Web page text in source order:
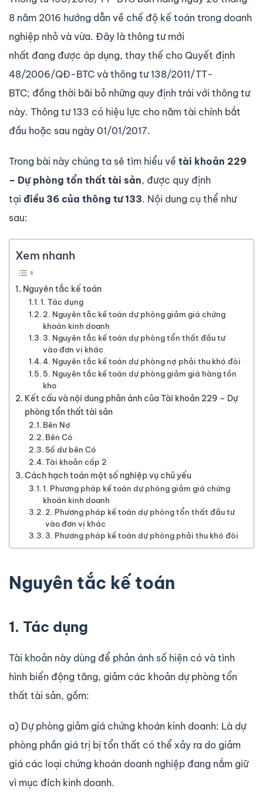
8 năm 2016 hướng dẫn về chế độ kế toán trong doanh
nghiệp nhỏ và vừa. Đây là thông tư mới
nhất đang được áp dụng, thay thế cho Quyết định
48/2006/QĐ-BTC và thông tư 138/2011/TT-
BTC; đồng thời bãi bỏ những quy định trái với thông tư
này. Thông tư 133 có hiệu lực cho năm tài chính bắt
đầu hoặc sau ngày 01/01/2017.
Trong bài này chúng ta sẽ tìm hiểu về tài khoản 229
– Dự phòng tổn thất tài sản, được quy định
tại điều 36 của thông tư133. Nội dung cụ thể như
sau:
Xem nhanh
Nguyên tắc kế toán
1. Tác dụng
2. Nguyên tắc kế toán dự phòng giảm giá chứng
khoán kinh doanh
3. Nguyên tắc kế toán dự phòng tổn thất đầu tư
vào đơn vị khác
4. Nguyên tắc kế toán dự phòng nợ phải thu khó đòi
5. Nguyên tắc kế toán dự phòng giảm giá hàng tồn
kho
Kết cấu và nội dung phản ánh của Tài khoản 229 – Dự
phòng tổn thất tài sản
Bên Nợ
Bên Có
Số dư bên Có
Tài khoản cấp 2
Cách hạch toán một số nghiệp vụ chủ yếu
1. Phương pháp kế toán dự phòng giảm giá chứng
khoán kinh doanh
2. Phương pháp kế toán dự phòng tổn thất đầu tư
vào đơn vị khác
3. Phương pháp kế toán dự phòng phải thu khó đòi
Nguyên tắc kế toán
1. Tác dụng
Tài khoản này dùng để phản ánh số hiện có và tình
hình biến động tăng, giảm các khoản dự phòng tổn
thất tài sản, gồm:
a) Dự phòng giảm giá chứng khoán kinh doanh: Là dự
phòng phần giá trị bị tổn thất có thể xảy ra do giảm
giá các loại chứng khoán doanh nghiệp đang nắm giữ
vì mục đích kinh doanh.